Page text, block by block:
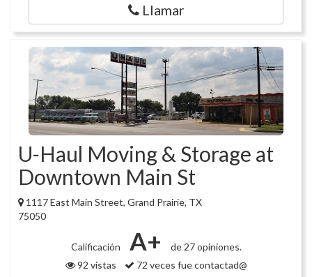
Llamar
U-Haul Moving & Storage at
Downtown Main St
1117 East Main Street, Grand Prairie, TX
75050
Calificación A+
de 27 opiniones.
92 vistas
72 veces fue contactad@